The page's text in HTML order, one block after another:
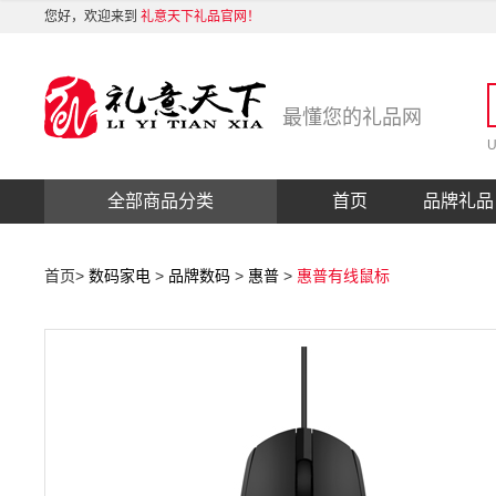
您好，欢迎来到 礼意天下礼品官网！
最懂您的礼品网
全部商品分类 首页 品牌礼品
首页> 数码家电 > 品牌数码 > 惠普 > 惠普有线鼠标